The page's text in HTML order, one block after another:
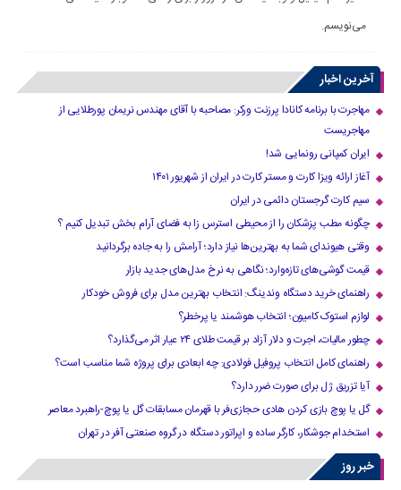
می‌نویسم.
آخرین اخبار
مهاجرت با برنامه کانادا پرزنت ورکر: مصاحبه با آقای مهندس نریمان پورطلایی از
مهاجریست
ایران کمپانی رونمایی شد!
آغاز ارائه ویزا کارت و مستر کارت در ایران از شهریور ۱۴۰۱
سیم کارت گرجستان دائمی در ایران
چگونه مطب پزشکان را از محیطی استرس زا به فضای آرام بخش تبدیل کنیم ؟
وقتی هیوندای شما به بهترین‌ها نیاز دارد؛ آرامش را به جاده برگردانید
قیمت گوشی‌های تازه‌وارد؛ نگاهی به نرخ مدل‌های جدید بازار
راهنمای خرید دستگاه وندینگ: انتخاب بهترین مدل برای فروش خودکار
لوازم استوک کامیون؛ انتخاب هوشمند یا پرخطر؟
چطور مالیات، اجرت و دلار آزاد بر قیمت طلای ۲۴ عیار اثر می‌گذارد؟
راهنمای کامل انتخاب پروفیل فولادی: چه ابعادی برای پروژه شما مناسب است؟
آیا تزریق ژل برای صورت ضرر دارد​؟
گل یا پوچ بازی کردن هادی حجازی‌فر با قهرمان مسابقات گل یا پوچ-راهبرد معاصر
استخدام جوشکار، کارگر ساده و اپراتور دستگاه در گروه صنعتی آفر در تهران
خبر روز